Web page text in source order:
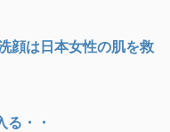
顔は日本女性の肌を救
る・・